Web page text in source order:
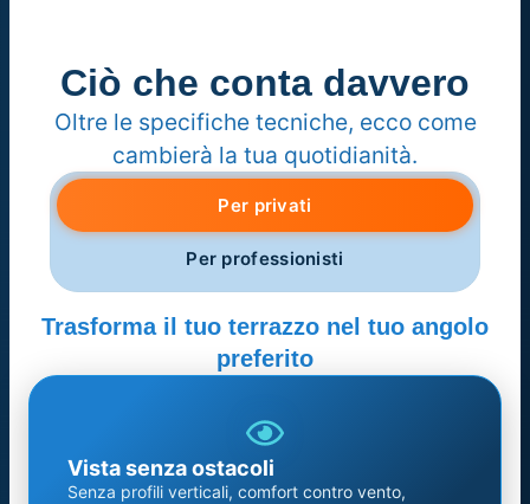
Ciò che conta davvero
Oltre le specifiche tecniche, ecco come
cambierà la tua quotidianità.
Per privati
Per professionisti
Trasforma il tuo terrazzo nel tuo angolo
preferito
Vista senza ostacoli
Senza profili verticali, comfort contro vento,